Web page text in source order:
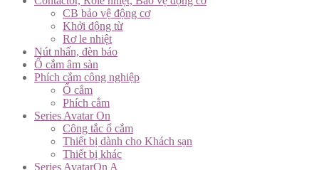
CB bảo vệ động cơ
Khởi động từ
Rơ le nhiệt
Nút nhấn, đèn báo
Ổ cắm âm sàn
Phích cắm công nghiệp
Ổ cắm
Phích cắm
Series Avatar On
Công tắc ổ cắm
Thiết bị dành cho Khách sạn
Thiết bị khác
Series AvatarOn A